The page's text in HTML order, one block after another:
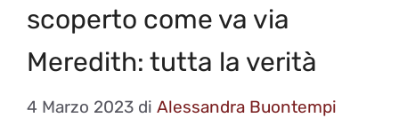
scoperto come va via
Meredith: tutta la verità
4 Marzo 2023 di Alessandra Buontempi